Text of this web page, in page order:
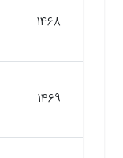
1468
1469